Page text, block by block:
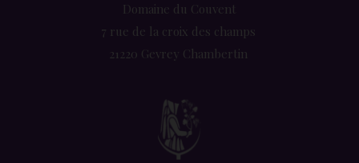
Domaine du Couvent
7 rue de la croix des champs
21220 Gevrey Chambertin